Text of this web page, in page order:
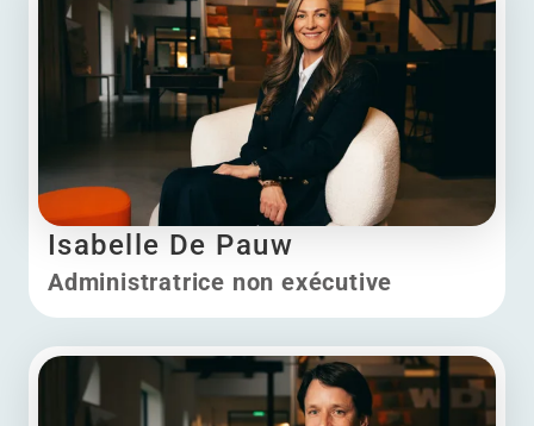
Isabelle De Pauw
Administratrice non exécutive
Isabelle De Pauw